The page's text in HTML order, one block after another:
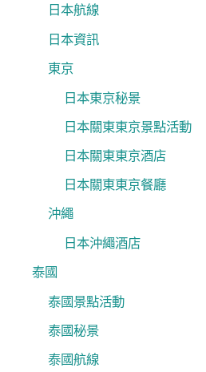
日本航線
日本資訊
東京
日本東京秘景
日本關東東京景點活動
日本關東東京酒店
日本關東東京餐廳
沖繩
日本沖繩酒店
泰國
泰國景點活動
泰國秘景
泰國航線